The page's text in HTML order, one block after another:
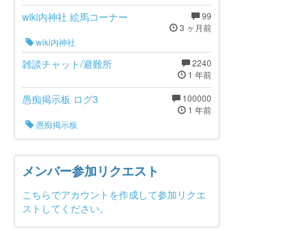
99
3 ヶ月前
wiki内神社 絵馬コーナー
wiki内神社
2240
1 年前
雑談チャット/避難所
100000
1 年前
愚痴掲示板 ログ3
愚痴掲示板
メンバー参加リクエスト
こちらでアカウントを作成して参加リクエ
ストしてください。